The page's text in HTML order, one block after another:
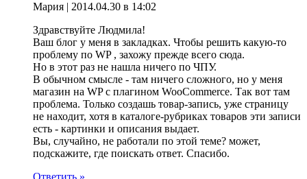
Мария | 2014.04.30 в 14:02
Здравствуйте Людмила!
Ваш блог у меня в закладках. Чтобы решить какую-то
проблему по WP , захожу прежде всего сюда.
Но в этот раз не нашла ничего по ЧПУ.
В обычном смысле - там ничего сложного, но у меня
магазин на WP с плагином WooCommerce. Так вот там
проблема. Только создашь товар-запись, уже страницу
не находит, хотя в каталоге-рубриках товаров эти записи
есть - картинки и описания выдает.
Вы, случайно, не работали по этой теме? может,
подскажите, где поискать ответ. Спасибо.